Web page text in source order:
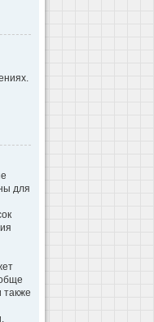
для
также